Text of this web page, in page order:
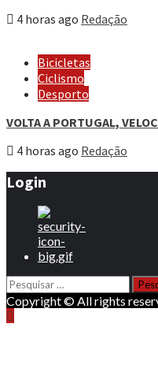
4 horas ago Redação
Bicicletas
Ciclismo
Desporto
VOLTA A PORTUGAL,
4 horas ago Redação
Login
Pesquisar
por:
Copyright © All rights